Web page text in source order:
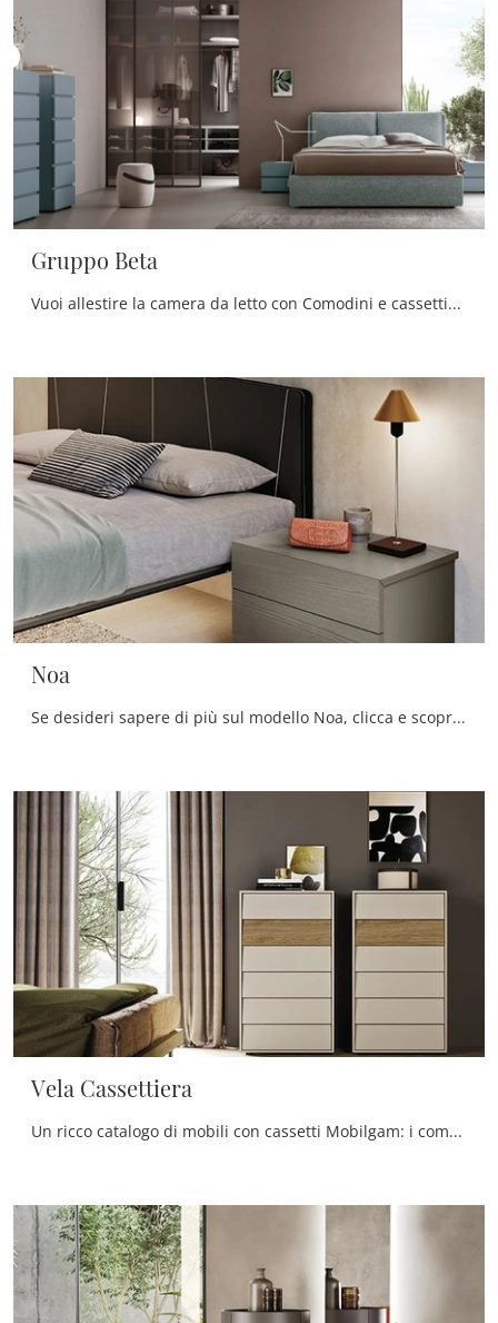
Gruppo Beta
Vuoi allestire la camera da letto con Comodini e cassettiere di Maronese? Eccoti il modello Gruppo Beta in laccato opaco per spazi moderni.
Noa
Se desideri sapere di più sul modello Noa, clicca e scopri i Comodini e comò Mobilgam ideali per la tua zona del riposo.
Vela Cassettiera
Un ricco catalogo di mobili con cassetti Mobilgam: i comodini moderni in laccato opaco, come Vela Cassettiera, sono tra le proposte più originali.